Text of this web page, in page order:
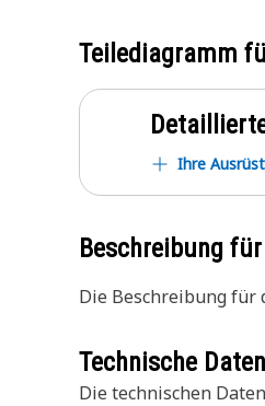
Teilediagramm
Ihre
Beschreibung
Die Beschreibung für
Technische
Die technischen